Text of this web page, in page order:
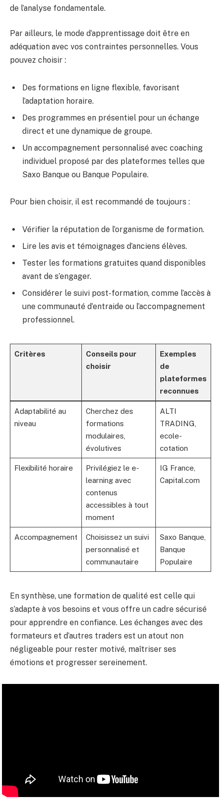
de l’analyse fondamentale.
Par ailleurs, le mode d’apprentissage doit être en
adéquation avec vos contraintes personnelles. Vous
pouvez choisir :
Des formations en ligne flexible, favorisant
l’adaptation horaire.
Des programmes en présentiel pour un échange
direct et une dynamique de groupe.
Un accompagnement personnalisé avec coaching
individuel proposé par des plateformes telles que
Saxo Banque ou Banque Populaire.
Pour bien choisir, il est recommandé de toujours :
Vérifier la réputation de l’organisme de formation.
Lire les avis et témoignages d’anciens élèves.
Tester les formations gratuites quand disponibles
avant de s’engager.
Considérer le suivi post-formation, comme l’accès à
une communauté d’entraide ou l’accompagnement
professionnel.
Critères
Conseils pour
choisir
Exemples
de
plateformes
reconnues
Adaptabilité au
niveau
Cherchez des
formations
modulaires,
évolutives
ALTI
TRADING,
ecole-
cotation
Flexibilité horaire
Privilégiez le e-
learning avec
contenus
accessibles à tout
moment
IG France,
Capital.com
Accompagnement
Choisissez un suivi
personnalisé et
communautaire
Saxo Banque,
Banque
Populaire
En synthèse, une formation de qualité est celle qui
s’adapte à vos besoins et vous offre un cadre sécurisé
pour apprendre en confiance. Les échanges avec des
formateurs et d’autres traders est un atout non
négligeable pour rester motivé, maîtriser ses
émotions et progresser sereinement.